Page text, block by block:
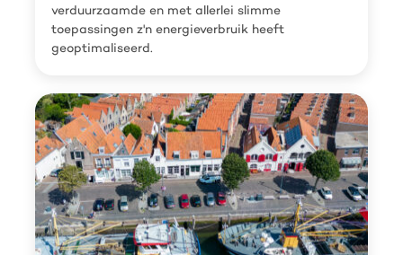
verduurzaamde en met allerlei slimme
toepassingen z'n energieverbruik heeft
geoptimaliseerd.